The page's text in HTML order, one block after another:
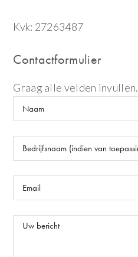
Kvk: 27263487
Contactformulier
Graag alle velden invullen.